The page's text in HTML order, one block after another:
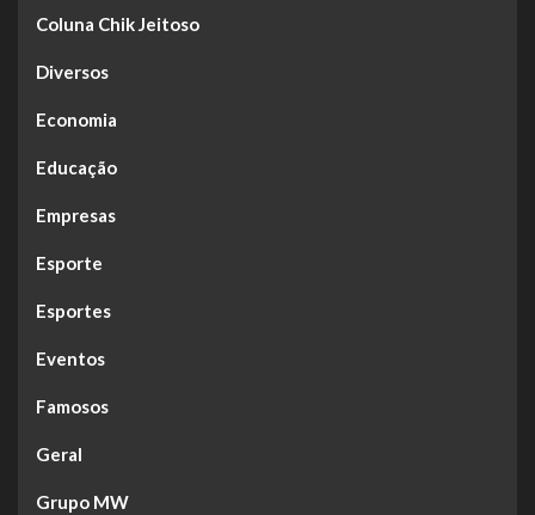
Coluna Chik Jeitoso
Diversos
Economia
Educação
Empresas
Esporte
Esportes
Eventos
Famosos
Geral
Grupo MW